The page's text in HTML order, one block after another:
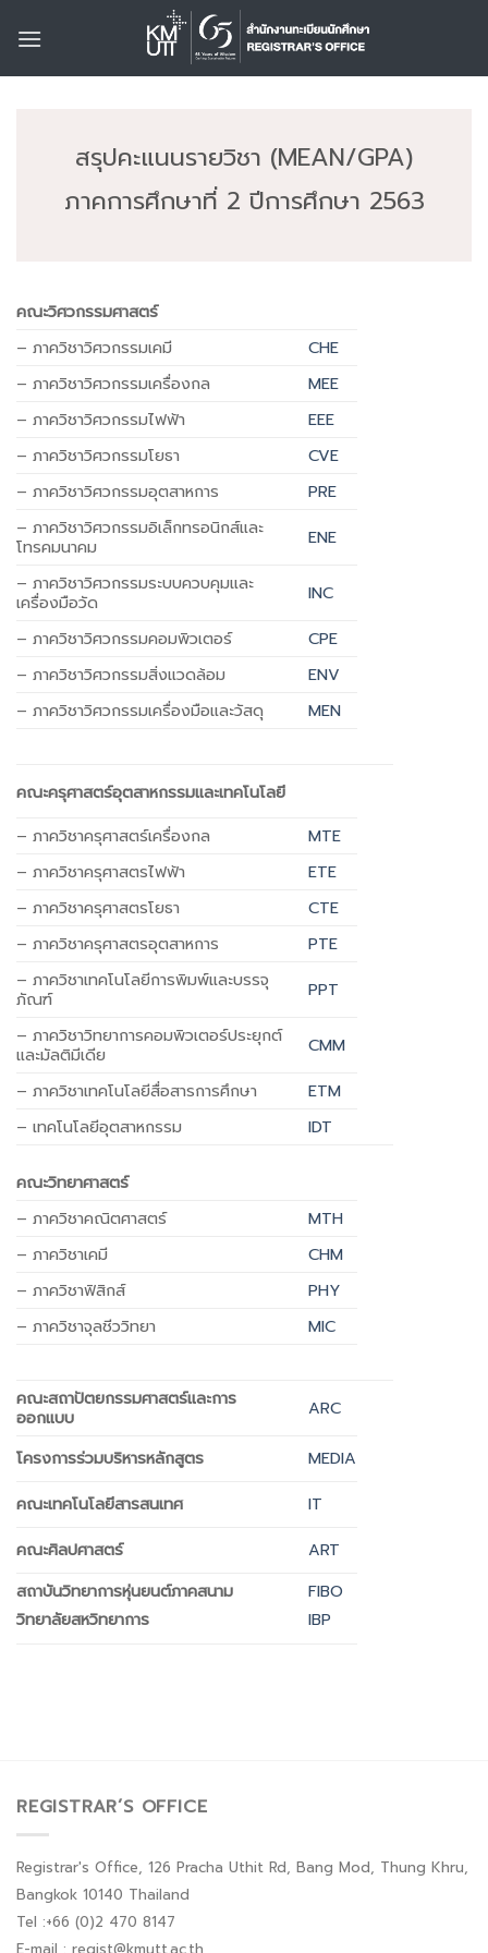
สรุปคะแนนรายวิชา (MEAN/GPA)
ภาคการศึกษาที่ 2 ปีการศึกษา 2563
คณะวิศวกรรมศาสตร์
– ภาควิชาวิศวกรรมเคมี
CHE
– ภาควิชาวิศวกรรมเครื่องกล
MEE
– ภาควิชาวิศวกรรมไฟฟ้า
EEE
– ภาควิชาวิศวกรรมโยธา
CVE
– ภาควิชาวิศวกรรมอุตสาหการ
PRE
– ภาควิชาวิศวกรรมอิเล็กทรอนิกส์และ
โทรคมนาคม
ENE
– ภาควิชาวิศวกรรมระบบควบคุมและ
เครื่องมือวัด
INC
– ภาควิชาวิศวกรรมคอมพิวเตอร์
CPE
– ภาควิชาวิศวกรรมสิ่งแวดล้อม
ENV
– ภาควิชาวิศวกรรมเครื่องมือและวัสดุ
MEN
คณะครุศาสตร์อุตสาหกรรมและเทคโนโลยี
– ภาควิชาครุศาสตร์เครื่องกล
MTE
– ภาควิชาครุศาสตรไฟฟ้า
ETE
– ภาควิชาครุศาสตรโยธา
CTE
– ภาควิชาครุศาสตรอุตสาหการ
PTE
– ภาควิชาเทคโนโลยีการพิมพ์และบรรจุ
ภัณฑ์
PPT
– ภาควิชาวิทยาการคอมพิวเตอร์ประยุกต์
และมัลติมีเดีย
CMM
– ภาควิชาเทคโนโลยีสื่อสารการศึกษา
ETM
– เทคโนโลยีอุตสาหกรรม
IDT
คณะวิทยาศาสตร์
– ภาควิชาคณิตศาสตร์
MTH
– ภาควิชาเคมี
CHM
– ภาควิชาฟิสิกส์
PHY
– ภาควิชาจุลชีววิทยา
MIC
คณะสถาปัตยกรรมศาสตร์และการ
ออกแบบ
ARC
โครงการร่วมบริหารหลักสูตร
MEDIA
คณะเทคโนโลยีสารสนเทศ
IT
คณะศิลปศาสตร์
ART
สถาบันวิทยาการหุ่นยนต์ภาคสนาม
วิทยาลัยสหวิทยาการ
FIBO
IBP
REGISTRAR’S OFFICE
Registrar's Office, 126 Pracha Uthit Rd, Bang Mod, Thung Khru,
Bangkok 10140 Thailand
Tel :+66 (0)2 470 8147